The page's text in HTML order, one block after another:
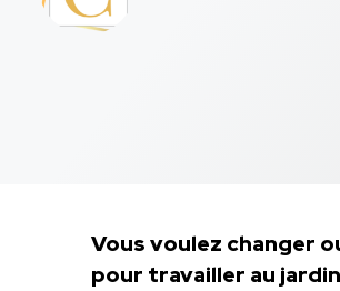
Vous voulez changer
pour travailler au